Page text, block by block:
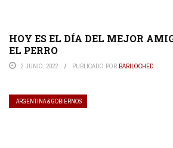
HOY ES EL DÍA DEL MEJOR
EL PERRO
2 JUNIO, 2022 PUBLICADO POR BARILOCHED
ARGENTINA & GOBIERNOS